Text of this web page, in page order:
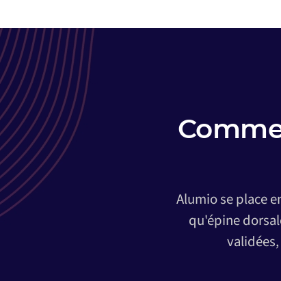
Alumio se place
qu'épine